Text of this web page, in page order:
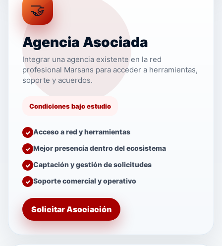
🤝
Agencia Asociada
Integrar una agencia existente en la red
profesional Marsans para acceder a herramientas,
soporte y acuerdos.
Condiciones bajo estudio
Acceso a red y herramientas
Mejor presencia dentro del ecosistema
Captación y gestión de solicitudes
Soporte comercial y operativo
Solicitar Asociación